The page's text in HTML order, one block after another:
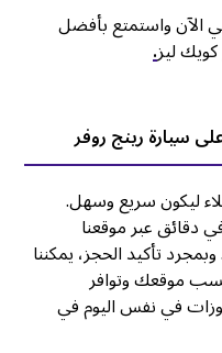
الآن واستمتع بأفضل
ليز.
سيارة رينج روفر
ليكون سريع وسهل.
دقائق عبر موقعنا
تأكيد الحجز، يمكننا
موقعك وتوافر
في نفس اليوم في